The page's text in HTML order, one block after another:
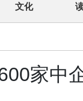
文化
家中